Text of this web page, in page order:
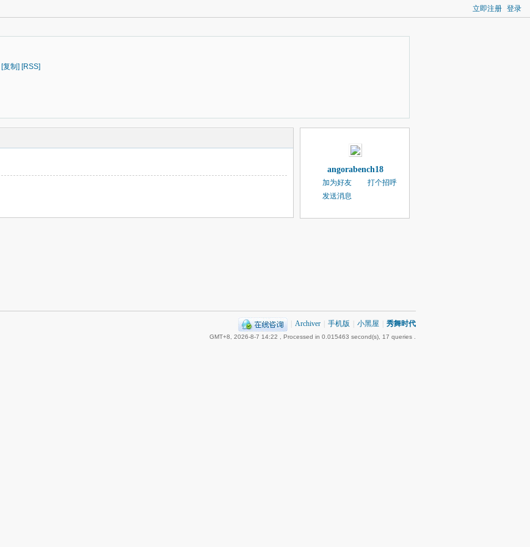
立即注册 登录
[复制] [RSS]
angorabench18
加为好友
打个招呼
发送消息
Archiver 手机版 小黑屋 秀舞时代
GMT+8, 2026-8-7 14:22 , Processed in 0.015463 second(s), 17 queries .